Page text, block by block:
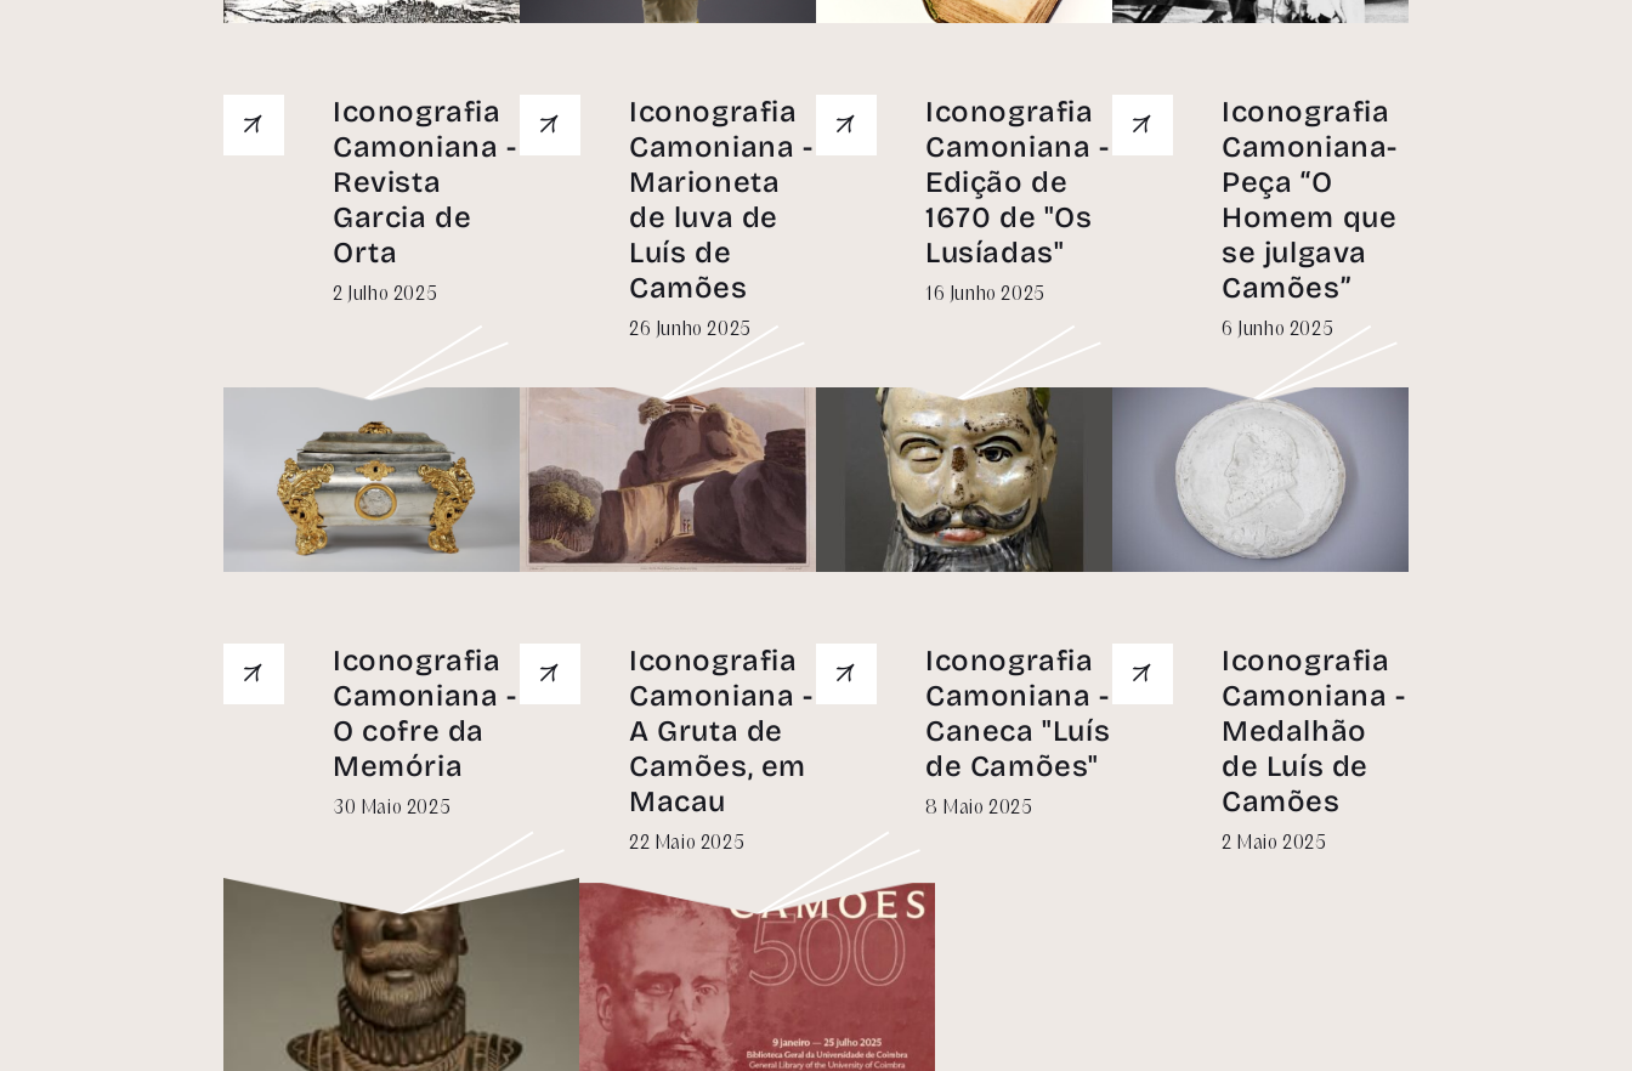
Iconografia
Camoniana -
Revista
Garcia de
Orta
2 Julho 2025
Iconografia
Camoniana -
Marioneta
de luva de
Luís de
Camões
26 Junho 2025
Iconografia
Camoniana -
Edição de
1670 de "Os
Lusíadas"
16 Junho 2025
Iconografia
Camoniana-
Peça “O
Homem que
se julgava
Camões”
6 Junho 2025
Iconografia
Camoniana -
O cofre da
Memória
30 Maio 2025
Iconografia
Camoniana -
A Gruta de
Camões, em
Macau
22 Maio 2025
Iconografia
Camoniana -
Caneca "Luís
de Camões"
8 Maio 2025
Iconografia
Camoniana -
Medalhão
de Luís de
Camões
2 Maio 2025
Definições de Cookies
ANOME DA EMPRESApode utilizar cookies para memorizar
os seus dados de
início de sessão, recolher estatísticas para otimizar a
funcionalidade do site e para realizar ações de
marketing com base nos seus interesses.
ACEITAR TUDO ACEITAR O NECESSÁRIO